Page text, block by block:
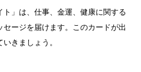
」は、仕事、金運、健康に関する
ージを届けます。このカードが出
きましょう。